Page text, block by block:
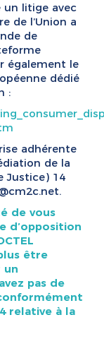
litige avec
de l’Union a
de
également le
dédié
:
adhérente
de la
Justice) 14
de vous
d’opposition
être
un
pas de
relative à la